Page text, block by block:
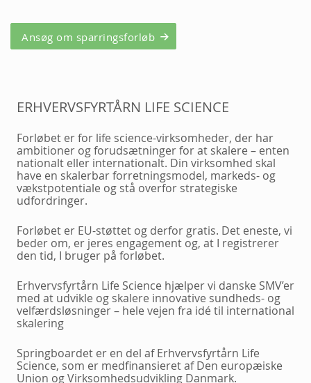
Ansøg om sparringsforløb
ERHVERVSFYRTÅRN LIFE SCIENCE
Forløbet er for life science-virksomheder, der har
ambitioner og forudsætninger for at skalere – enten
nationalt eller internationalt. Din virksomhed skal
have en skalerbar forretningsmodel, markeds- og
vækstpotentiale og stå overfor strategiske
udfordringer.
Forløbet er EU-støttet og derfor gratis. Det eneste, vi
beder om, er jeres engagement og, at I registrerer
den tid, I bruger på forløbet.
Erhvervsfyrtårn Life Science hjælper vi danske SMV’er
med at udvikle og skalere innovative sundheds- og
velfærdsløsninger – hele vejen fra idé til international
skalering
Springboardet er en del af Erhvervsfyrtårn Life
Science, som er medfinansieret af Den europæiske
Union og Virksomhedsudvikling Danmark.